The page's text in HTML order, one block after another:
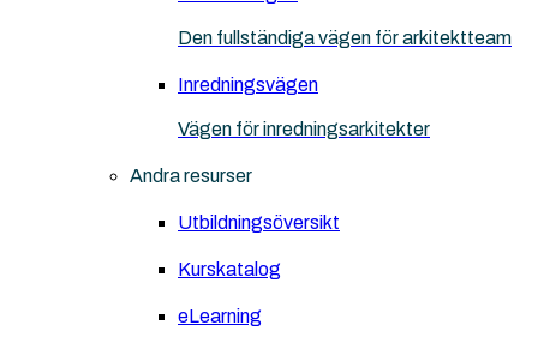
Den fullständiga vägen för arkitektteam
Inredningsvägen
Vägen för inredningsarkitekter
Andra resurser
Utbildningsöversikt
Kurskatalog
eLearning